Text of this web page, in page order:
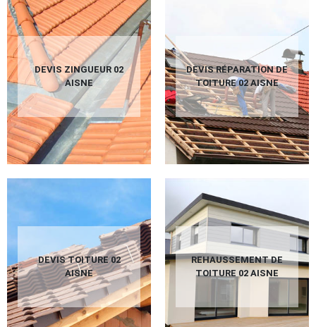
DEVIS ZINGUEUR 02
AISNE
DEVIS RÉPARATION DE
TOITURE 02 AISNE
DEVIS TOITURE 02
AISNE
REHAUSSEMENT DE
TOITURE 02 AISNE